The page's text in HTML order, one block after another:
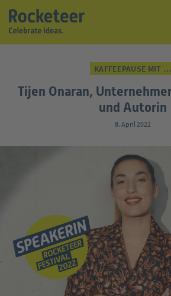
Events
KAFFEEPAUSE MIT …
Tijen Onaran,
und Autorin
8. April 2022